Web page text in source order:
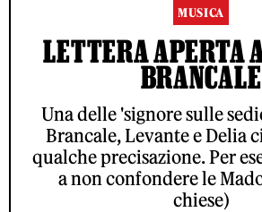
MUSICA
LETTERA APERTA
BRANCALE
Una delle 'signore sulle
Brancale, Levante e Delia
qualche precisazione. Per
a non confondere le
chiese)